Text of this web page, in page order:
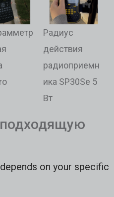
Радиус
действия
радиоприемн
ика SP30Se 5
Вт
on your specific